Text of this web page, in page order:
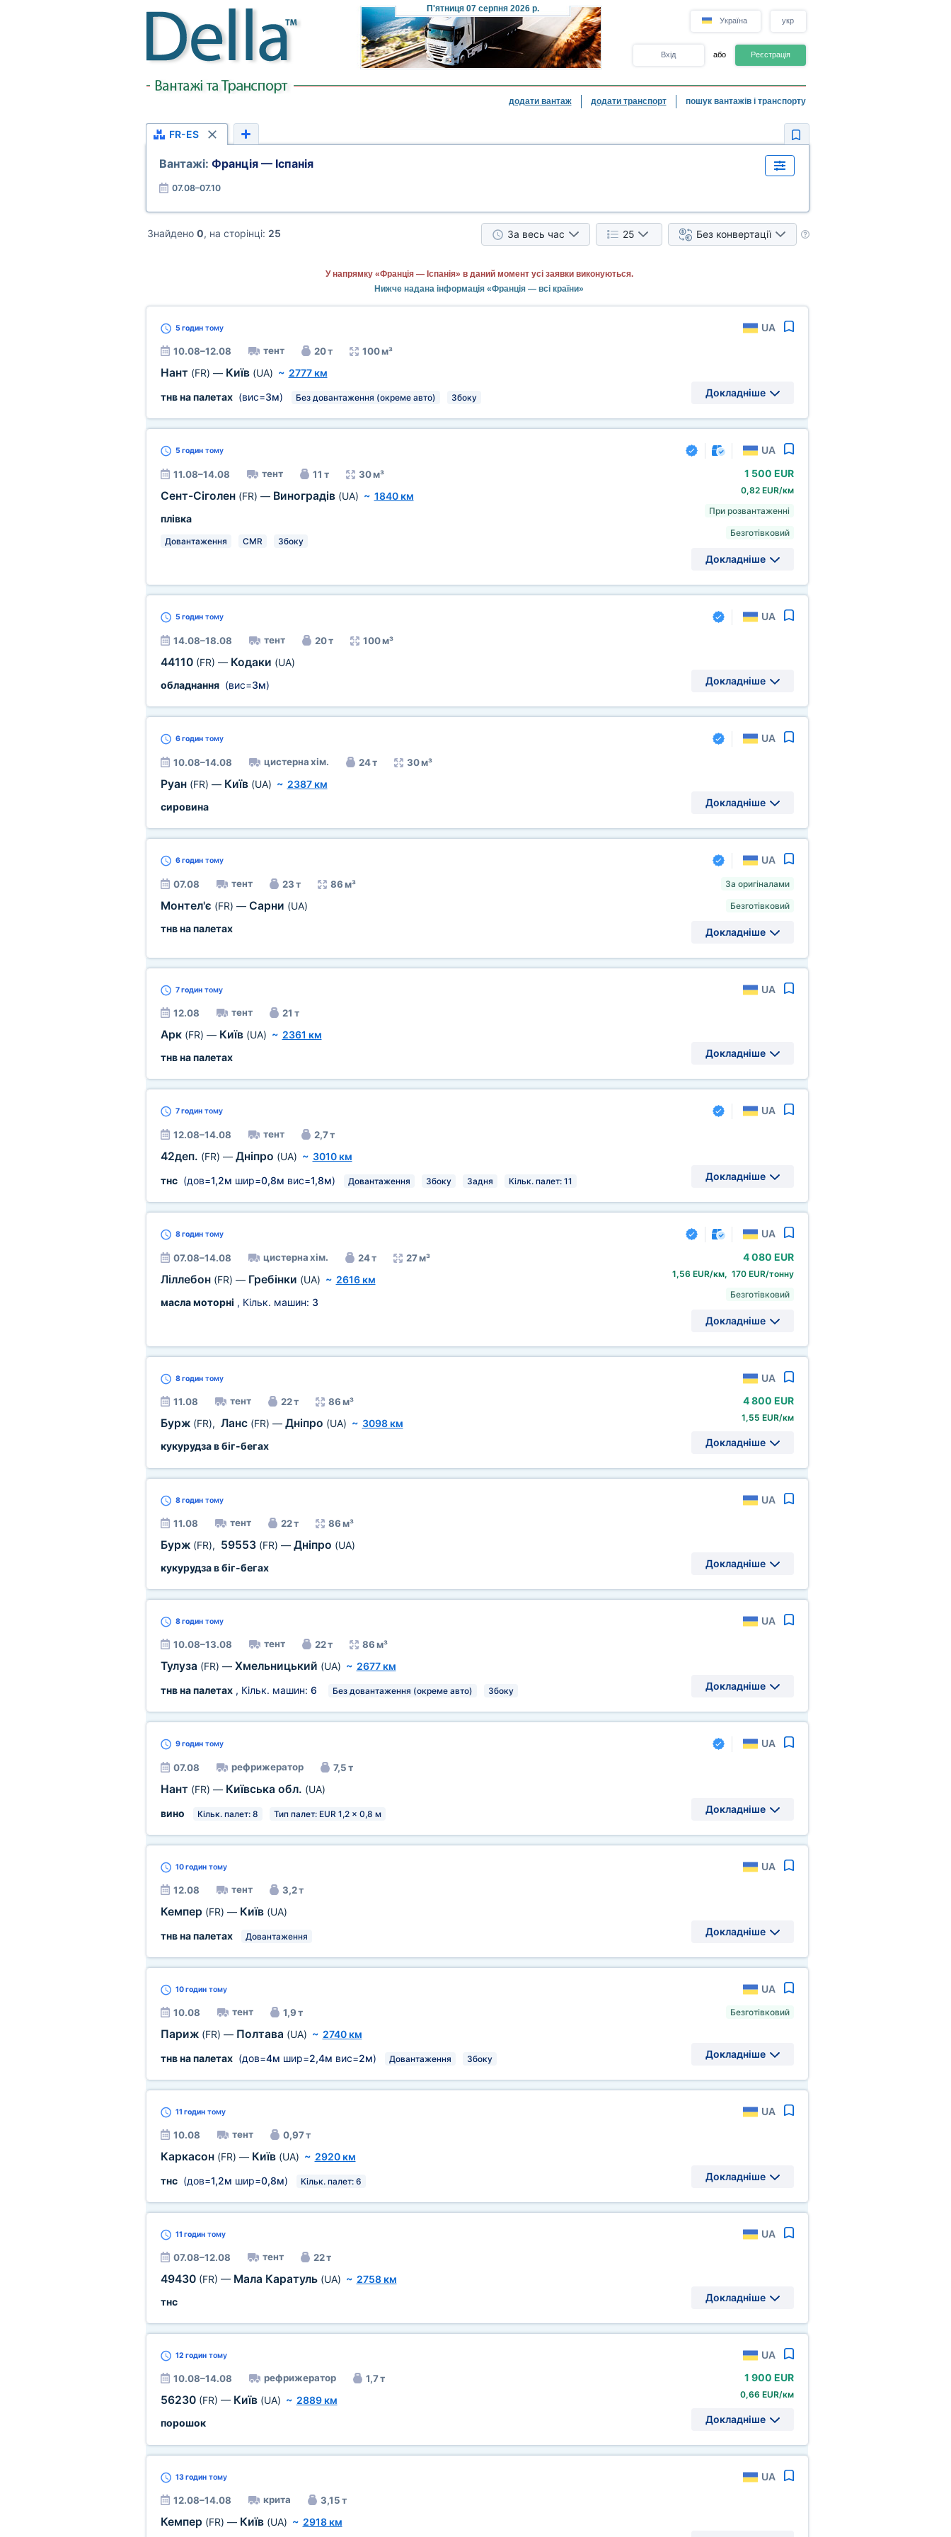
П'ятниця07 серпня 2026 р.
Україна укр
Вхід або Реєстрація
додати вантаж додати транспорт пошук вантажів і транспорту
FR-ES
Вантажі: Франція — Іспанія
07.08–07.10
Знайдено 0, на сторінці: 25 За весь час 25 Без конвертації
У напрямку «Франція — Іспанія» в даний момент усі заявки виконуються.
Нижче надана інформація «Франція — всі країни»
5 годинтому UA
10.08–12.08 тент 20 т 100 м³
Нант (FR) — Київ (UA) ~ 2777 км
тнв на палетах(вис=3м) Без довантаження (окреме авто) Збоку Докладніше
5 годинтому UA
11.08–14.08 тент 11 т 30 м³
Сент-Сіголен (FR) — Виноградів (UA) ~ 1840 км
плівка
Довантаження CMR Збоку
1 500 EUR
0,82 EUR/км
При розвантаженні
Безготівковий
Докладніше
5 годинтому UA
14.08–18.08 тент 20 т 100 м³
44110 (FR) — Кодаки (UA)
обладнання(вис=3м) Докладніше
6 годинтому UA
10.08–14.08 цистерна хім. 24 т 30 м³
Руан (FR) — Київ (UA) ~ 2387 км
сировина
Докладніше
6 годинтому UA
07.08 тент 23 т 86 м³
Монтел'є (FR) — Сарни (UA)
тнв на палетах
За оригіналами
Безготівковий
Докладніше
7 годинтому UA
12.08 тент 21 т
Арк (FR) — Київ (UA) ~ 2361 км
тнв на палетах
Докладніше
7 годинтому UA
12.08–14.08 тент 2,7 т
42деп. (FR) — Дніпро (UA) ~ 3010 км
тнс(дов=1,2м шир=0,8м вис=1,8м) Довантаження Збоку Задня Кільк. палет: 11 Докладніше
8 годинтому UA
07.08–14.08 цистерна хім. 24 т 27 м³
Ліллебон (FR) — Гребінки (UA) ~ 2616 км
масла моторні , Кільк. машин: 3
4 080 EUR
1,56 EUR/км, 170 EUR/тонну
Безготівковий
Докладніше
8 годинтому UA
11.08 тент 22 т 86 м³
Бурж (FR), Ланс (FR) — Дніпро (UA) ~ 3098 км
кукурудза в біг-бегах
4 800 EUR
1,55 EUR/км
Докладніше
8 годинтому UA
11.08 тент 22 т 86 м³
Бурж (FR), 59553 (FR) — Дніпро (UA)
кукурудза в біг-бегах
Докладніше
8 годинтому UA
10.08–13.08 тент 22 т 86 м³
Тулуза (FR) — Хмельницький (UA) ~ 2677 км
тнв на палетах, Кільк. машин: 6 Без довантаження (окреме авто) Збоку Докладніше
9 годинтому UA
07.08 рефрижератор 7,5 т
Нант (FR) — Київська обл. (UA)
вино
Кільк. палет: 8 Тип палет: EUR 1,2 x 0,8 м Докладніше
10 годинтому UA
12.08 тент 3,2 т
Кемпер (FR) — Київ (UA)
тнв на палетах
Довантаження Докладніше
10 годинтому UA
10.08 тент 1,9 т
Париж (FR) — Полтава (UA) ~ 2740 км
тнв на палетах(дов=4м шир=2,4м вис=2м) Довантаження Збоку
Безготівковий
Докладніше
11 годинтому UA
10.08 тент 0,97 т
Каркасон (FR) — Київ (UA) ~ 2920 км
тнс(дов=1,2м шир=0,8м) Кільк. палет: 6 Докладніше
11 годинтому UA
07.08–12.08 тент 22 т
49430 (FR) — Мала Каратуль (UA) ~ 2758 км
тнс
Докладніше
12 годинтому UA
10.08–14.08 рефрижератор 1,7 т
56230 (FR) — Київ (UA) ~ 2889 км
порошок
1 900 EUR
0,66 EUR/км
Докладніше
13 годинтому UA
12.08–14.08 крита 3,15 т
Кемпер (FR) — Київ (UA) ~ 2918 км